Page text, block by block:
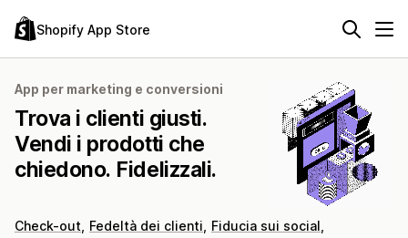
Shopify App Store
App per marketing e conversioni
Trova i clienti giusti.
Vendi i prodotti che
chiedono. Fidelizzali.
Check-out Fedeltà dei clienti
Fiducia sui social